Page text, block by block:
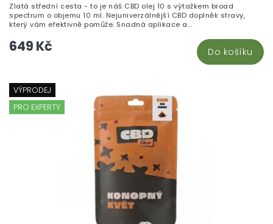
649 Kč Do košíku
Zlatá střední cesta - to je náš CBD olej 10 s výtažkem broad
spectrum o objemu 10 ml. Nejuniverzálnější CBD doplněk stravy,
který vám efektivně pomůže. Snadná aplikace a...
VÝPRODEJ
PRO EXPERTY